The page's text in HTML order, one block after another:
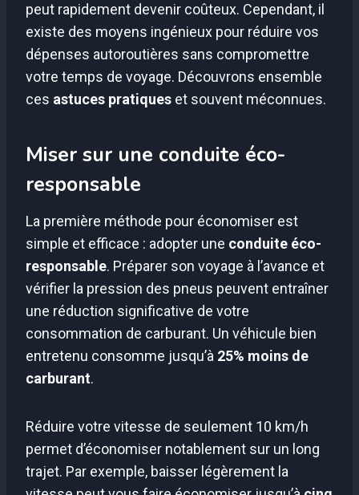
peut rapidement devenir coûteux. Cependant, il
existe des moyens ingénieux pour réduire vos
dépenses autoroutières sans compromettre
votre temps de voyage. Découvrons ensemble
ces astuces pratiques et souvent méconnues.
Miser sur une conduite éco-
responsable
La première méthode pour économiser est
simple et efficace : adopter une conduite éco-
responsable. Préparer son voyage à l’avance et
vérifier la pression des pneus peuvent entraîner
une réduction significative de votre
consommation de carburant. Un véhicule bien
entretenu consomme jusqu’à 25% moins de
carburant.
Réduire votre vitesse de seulement 10 km/h
permet d’économiser notablement sur un long
trajet. Par exemple, baisser légèrement la